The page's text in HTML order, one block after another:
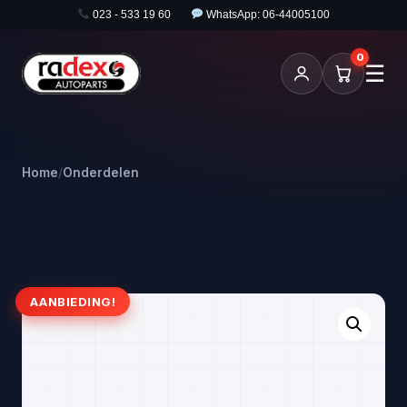
023 - 533 19 60 WhatsApp: 06-44005100
0
☰
Home/Onderdelen
AANBIEDING!